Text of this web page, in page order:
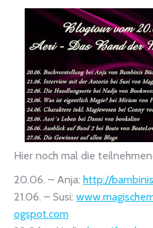
Hier noch mal die
20.06. – Anja: http://
21.06. – Susi:
ogspot.com